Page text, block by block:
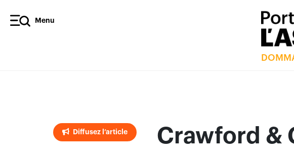
Menu
Diffusez l’article
Crawford &